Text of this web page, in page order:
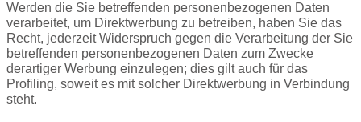
Werden die Sie betreffenden personenbezogenen Daten
verarbeitet, um Direktwerbung zu betreiben, haben Sie das
Recht, jederzeit Widerspruch gegen die Verarbeitung der Sie
betreffenden personenbezogenen Daten zum Zwecke
derartiger Werbung einzulegen; dies gilt auch für das
Profiling, soweit es mit solcher Direktwerbung in Verbindung
steht.